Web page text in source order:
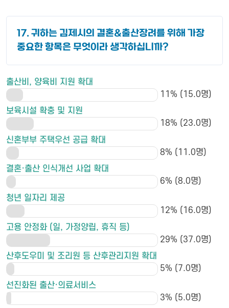
17. 귀하는 김제시의 결혼&출산장려를 위해 가장
중요한 항목은 무엇이라 생각하십니까?
출산비, 양육비 지원 확대
11% (15.0명)
보육시설 확충 및 지원
18% (23.0명)
신혼부부 주택우선 공급 확대
8% (11.0명)
결혼·출산 인식개선 사업 확대
6% (8.0명)
청년 일자리 제공
12% (16.0명)
고용 안정화 (일, 가정양립, 휴직 등)
29% (37.0명)
산후도우미 및 조리원 등 산후관리지원 확대
5% (7.0명)
선진화된 출산·의료서비스
3% (5.0명)